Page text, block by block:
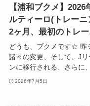
【浦和ブクメ】
ルティーロ(トレー
2ヶ月、最初のトレ
どうも、ブクメです☆ 昨
諸々の変更、そして、J
ンに移行される、さらに
2026年7月5日